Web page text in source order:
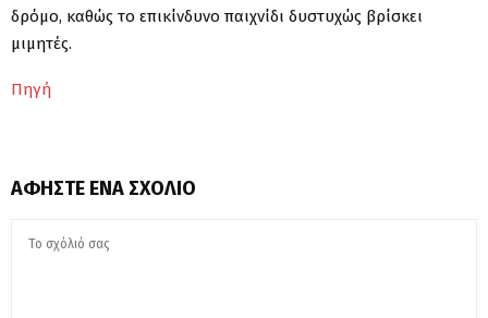
δρόμο, καθώς το επικίνδυνο παιχνίδι δυστυχώς βρίσκει
μιμητές.
Πηγή
ΑΦΉΣΤΕ ΈΝΑ ΣΧΌΛΙΟ